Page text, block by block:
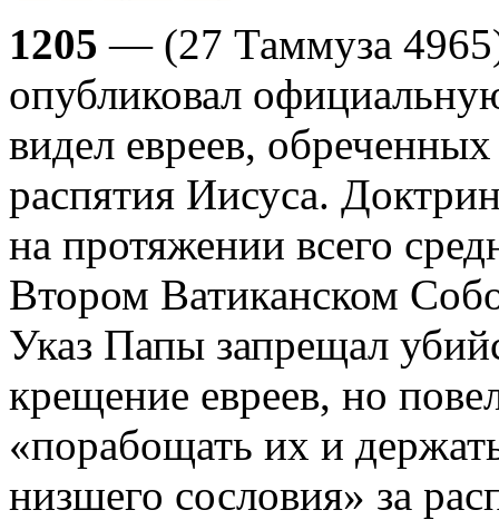
1205 — (27 Таммуза
опубликовал
видел евреев,
распятия Иисуса.
на протяжении всего
Втором Ватиканском
Указ Папы запрещал
крещение евреев, но
«порабощать их и
низшего сословия» за